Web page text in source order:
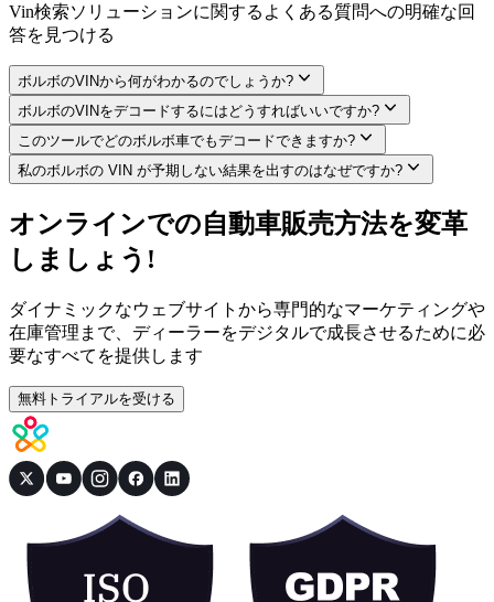
Vin検索ソリューションに関するよくある質問への明確な回
答を見つける
ボルボのVINから何がわかるのでしょうか?
ボルボのVINをデコードするにはどうすればいいですか?
このツールでどのボルボ車でもデコードできますか?
私のボルボの VIN が予期しない結果を出すのはなぜですか?
オンラインでの自動車販売方法を変革
しましょう!
ダイナミックなウェブサイトから専門的なマーケティングや
在庫管理まで、ディーラーをデジタルで成長させるために必
要なすべてを提供します
無料トライアルを受ける